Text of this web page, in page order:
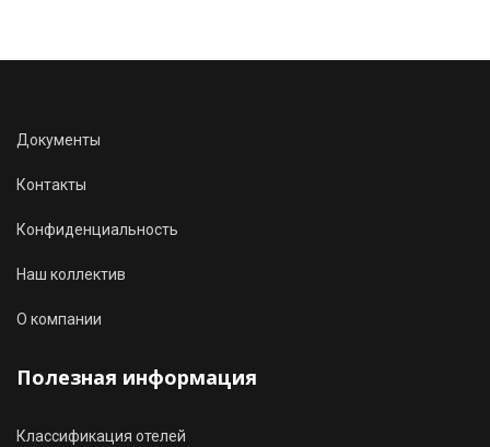
Документы
Контакты
Конфиденциальность
Наш коллектив
О компании
Полезная информация
Классификация отелей